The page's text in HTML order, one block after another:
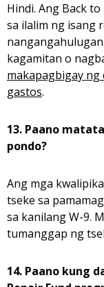
Hindi. Ang Back
sa ilalim ng isang
kagamitan o
makapagbigay
gastos.
13. Paano
pondo?
Ang mga
tseke sa
sa kanilang W-9.
tumanggap ng
14. Paano kung